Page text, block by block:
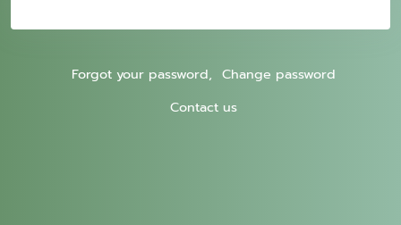
Forgot your password, Change password
Contact us